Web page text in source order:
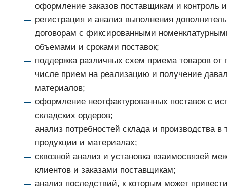
оформление заказов поставщикам и контроль
регистрация и анализ выполнения
договорам с фиксированными
объемами и сроками поставок;
поддержка различных схем приема товаров от
числе прием на реализацию и получение
материалов;
оформление неотфактурованных поставок с
складских ордеров;
анализ потребностей склада и производства в
продукции и материалах;
сквозной анализ и установка взаимосвязей
клиентов и заказами поставщикам;
анализ последствий, к которым может